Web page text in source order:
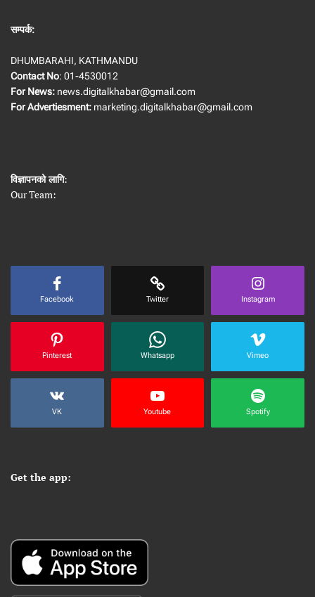
सम्पर्क:
DHUMBARAHI, KATHMANDU
Contact No: 01-4530012
For News: news.digitalkhabar@gmail.com
For Advertiesment: marketing.digitalkhabar@gmail.com
विज्ञापनको लागि:
Our Team:
Facebook Twitter Instagram
Pinterest Whatsapp Vimeo
VK Youtube Spotify
Get the app: